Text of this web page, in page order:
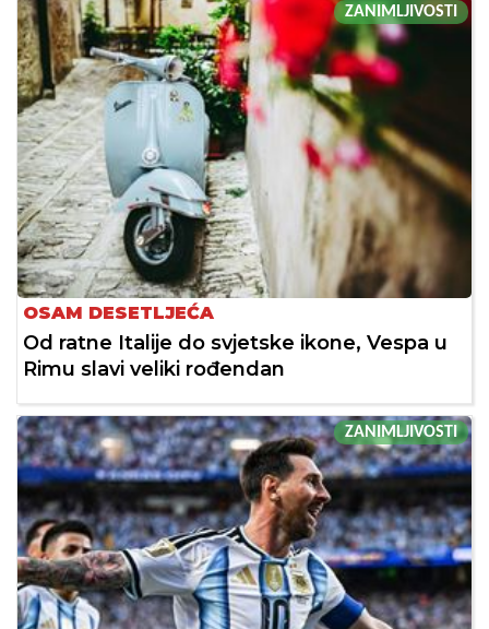
ZANIMLJIVOSTI
OSAM DESETLJEĆA
Od ratne Italije do svjetske ikone, Vespa u
Rimu slavi veliki rođendan
ZANIMLJIVOSTI